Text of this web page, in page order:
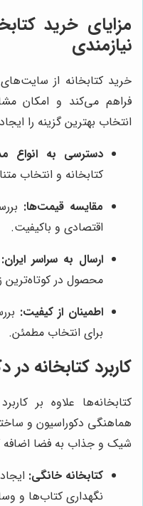
مزایای خرید
نیازمندی
خرید کتابخانه از
فراهم می‌کند و امکان
انتخاب بهترین گزینه را
دسترسی به انواع
کتابخانه و انتخاب
مقایسه قیمت‌ها:
اقتصادی و باکیفیت.
ارسال به سراسر ایران:
محصول در کوتاه‌ترین
اطمینان از کیفیت:
برای انتخاب مطمئن.
کاربرد کتابخانه
کتابخانه‌ها علاوه بر
هماهنگی دکوراسیون و
شیک و جذاب به فضا اضافه
کتابخانه خانگی:
نگهداری کتاب‌ها و